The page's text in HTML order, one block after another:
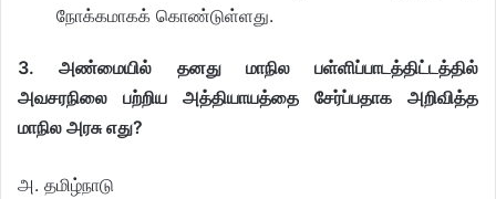
நோக்கமாகக் கொண்டுள்ளது.
3. அண்மையில் தனது மாநில பள்ளிப்பாடத்திட்டத்தில்
அவசரநிலை பற்றிய அத்தியாயத்தை சேர்ப்பதாக அறிவித்த
மாநில அரசு எது?
அ. தமிழ்நாடு